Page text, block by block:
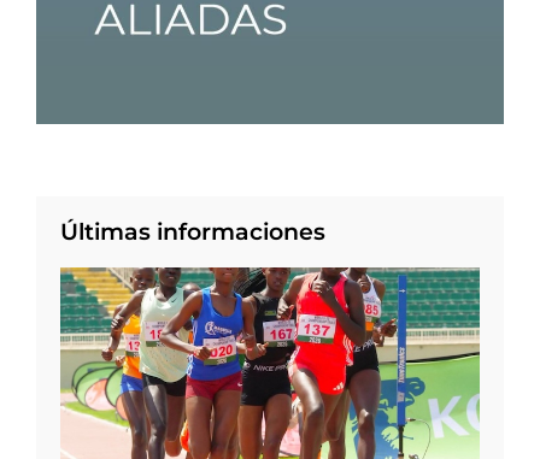
Últimas informaciones